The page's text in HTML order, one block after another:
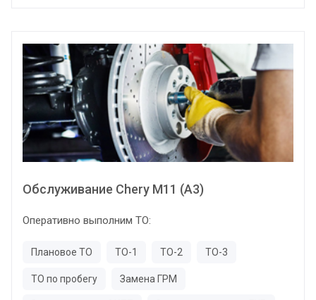
Обслуживание Chery M11 (A3)
Оперативно выполним ТО:
Плановое ТО ТО-1 ТО-2 ТО-3
ТО по пробегу Замена ГРМ